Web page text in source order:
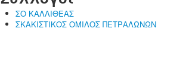
ΣΟ ΚΑΛΛΙΘΕΑΣ
ΣΚΑΚΙΣΤΙΚΟΣ ΟΜΙΛΟΣ ΠΕΤΡΑΛΩΝΩΝ